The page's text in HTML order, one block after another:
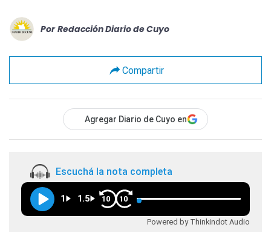
Por Redacción Diario de Cuyo
Compartir
Agregar Diario de Cuyo en
Escuchá la nota completa
1 1.5 10 10
Powered by Thinkindot Audio